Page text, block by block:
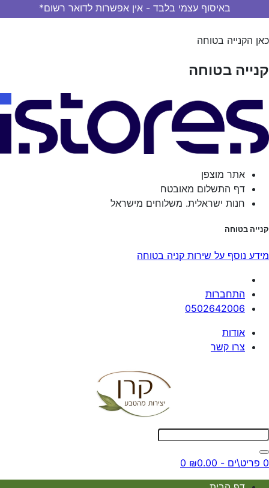
באיסוף עצמי בלבד - אין אפשרות לדואר רשום*
כאן הקנייה בטוחה
קנייה בטוחה
אתר מוצפן
דף התשלום מאובטח
חנות ישראלית. משלוחים מישראל
קנייה בטוחה
מידע נוסף על שירות קניה בטוחה
התחברות
0502642006
אודות
צרו קשר
0 פריט\ים - ₪0.00 0